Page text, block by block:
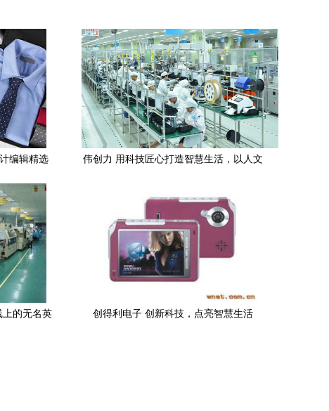
编辑精选
伟创力 用科技匠心打造智慧生活，以人文
上的无名英
创得利电子 创新科技，点亮智慧生活